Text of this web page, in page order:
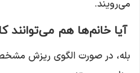
می‌رویند.
آیا خانم‌ها هم می‌توانند
بله، در صورت الگوی ریزش